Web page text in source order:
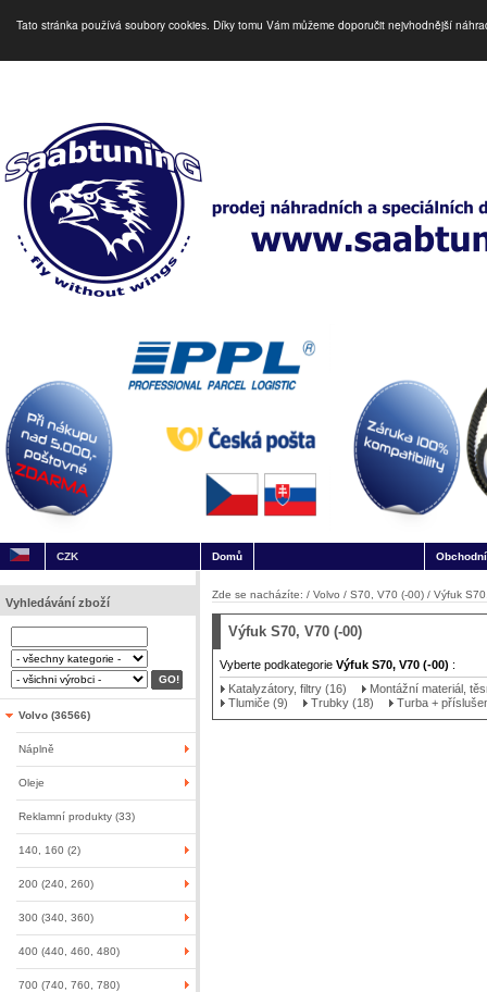
Tato stránka používá soubory cookies. Díky tomu Vám můžeme doporučit nejvhodnější
CZK Domů
Vyhledávání zboží
Volvo (36566)
Náplně
Oleje
Reklamní produkty (33)
140, 160 (2)
200 (240, 260)
300 (340, 360)
400 (440, 460, 480)
700 (740, 760, 780)
Zde se nacházíte: / Volvo / S70, V70 (-00) / Výfuk
Výfuk S70, V70 (-00)
Vyberte podkategorie Výfuk S70, V70 (-00) :
Katalyzátory, filtry (16)
Montážní materiál,
Tlumiče (9)
Trubky (18) Turba +